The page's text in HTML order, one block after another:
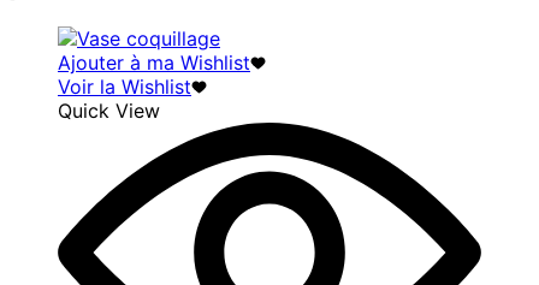
Ajouter à ma Wishlist
Voir la Wishlist
Quick View